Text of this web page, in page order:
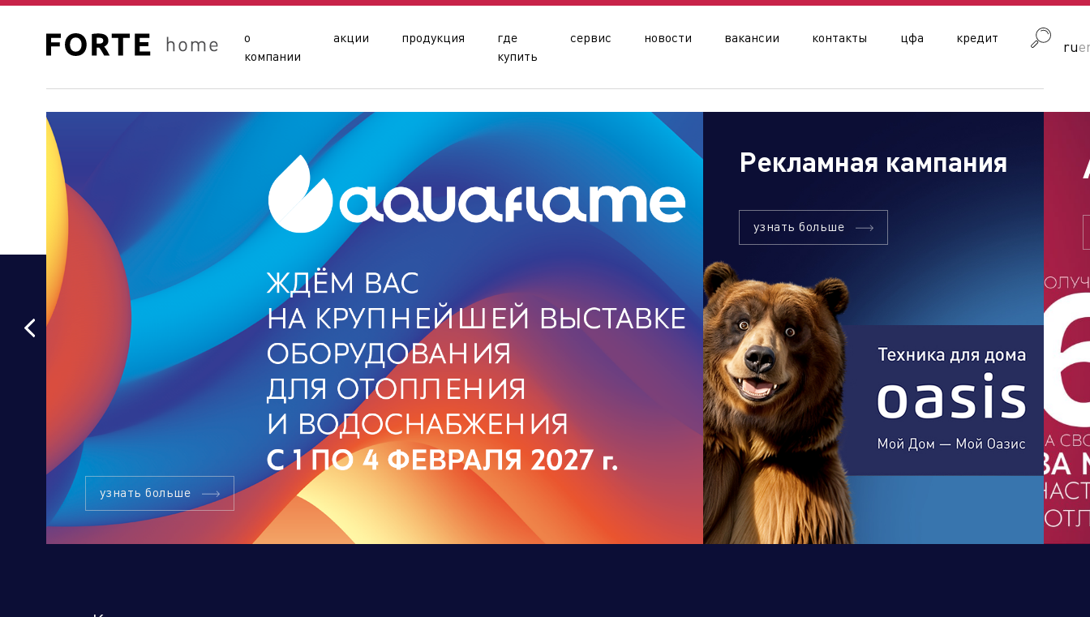
о
компании
акции продукция
где
купить
сервис новости вакансии контакты цфа кредит ru
Сайты подразделений Холдинга
Управляющая компания
Производственный кластер Сервисные активы Бренд портфолио
узнать больше
Рекламная кампания
узнать больше